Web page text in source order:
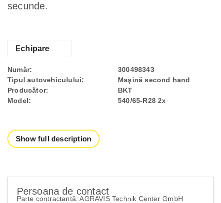
secunde.
Echipare
Număr:
300498343
Tipul autovehiculului:
Maşină second hand
Producător:
BKT
Model:
540/65-R28 2x
Show full description
Persoana de contact
Parte contractantă: AGRAVIS Technik Center GmbH